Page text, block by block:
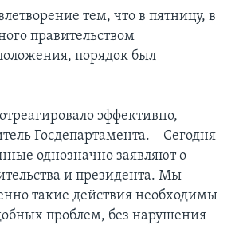
тем, что в пятницу, в
правительством
порядок был
эффективно, –
Госдепартамента. – Сегодня
однозначно заявляют о
и президента. Мы
такие действия необходимы
проблем, без нарушения